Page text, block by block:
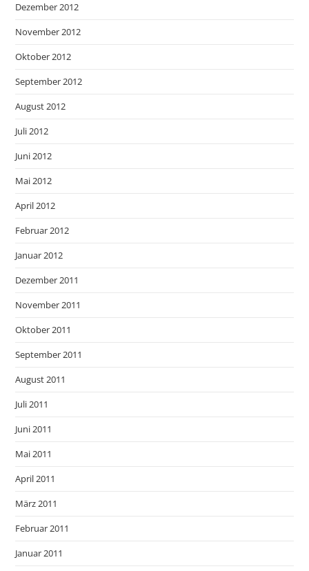
Dezember 2012
November 2012
Oktober 2012
September 2012
August 2012
Juli 2012
Juni 2012
Mai 2012
April 2012
Februar 2012
Januar 2012
Dezember 2011
November 2011
Oktober 2011
September 2011
August 2011
Juli 2011
Juni 2011
Mai 2011
April 2011
März 2011
Februar 2011
Januar 2011